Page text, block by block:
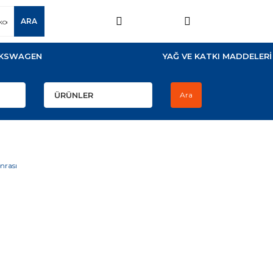
ARA
YAĞ VE KATKI MADDELERİ
Ara